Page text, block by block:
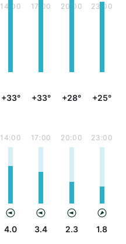
14:00
+33°
17:00
+33°
20:00
+28°
23:00
+25°
14:00
4.0
17:00
3.4
20:00
2.3
23:00
1.8